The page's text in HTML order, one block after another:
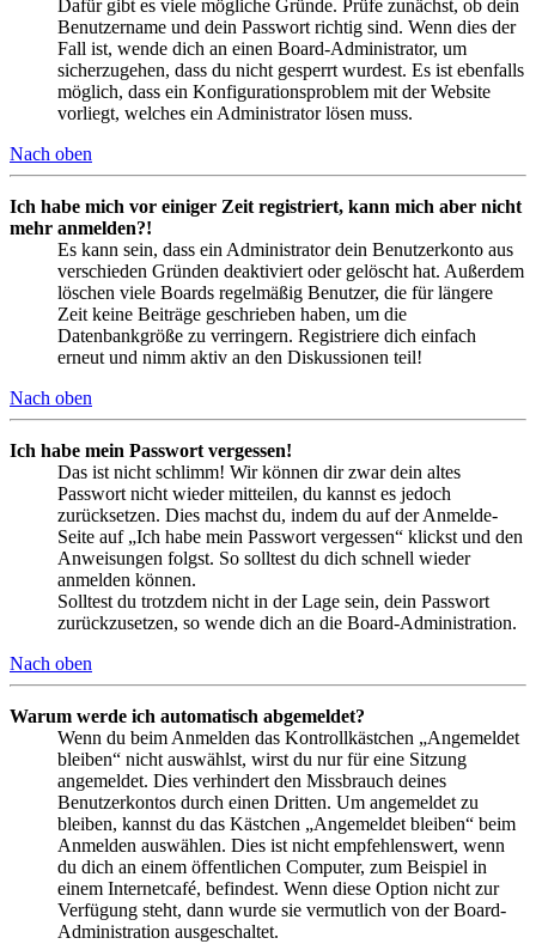
Dafür gibt es viele mögliche Gründe. Prüfe zunächst, ob dein
Benutzername und dein Passwort richtig sind. Wenn dies der
Fall ist, wende dich an einen Board-Administrator, um
sicherzugehen, dass du nicht gesperrt wurdest. Es ist ebenfalls
möglich, dass ein Konfigurationsproblem mit der Website
vorliegt, welches ein Administrator lösen muss.
Nach oben
Ich habe mich vor einiger Zeit registriert, kann mich aber nicht
mehr anmelden?!
Es kann sein, dass ein Administrator dein Benutzerkonto aus
verschieden Gründen deaktiviert oder gelöscht hat. Außerdem
löschen viele Boards regelmäßig Benutzer, die für längere
Zeit keine Beiträge geschrieben haben, um die
Datenbankgröße zu verringern. Registriere dich einfach
erneut und nimm aktiv an den Diskussionen teil!
Nach oben
Ich habe mein Passwort vergessen!
Das ist nicht schlimm! Wir können dir zwar dein altes
Passwort nicht wieder mitteilen, du kannst es jedoch
zurücksetzen. Dies machst du, indem du auf der Anmelde-
Seite auf „Ich habe mein Passwort vergessen“ klickst und den
Anweisungen folgst. So solltest du dich schnell wieder
anmelden können.
Solltest du trotzdem nicht in der Lage sein, dein Passwort
zurückzusetzen, so wende dich an die Board-Administration.
Nach oben
Warum werde ich automatisch abgemeldet?
Wenn du beim Anmelden das Kontrollkästchen „Angemeldet
bleiben“ nicht auswählst, wirst du nur für eine Sitzung
angemeldet. Dies verhindert den Missbrauch deines
Benutzerkontos durch einen Dritten. Um angemeldet zu
bleiben, kannst du das Kästchen „Angemeldet bleiben“ beim
Anmelden auswählen. Dies ist nicht empfehlenswert, wenn
du dich an einem öffentlichen Computer, zum Beispiel in
einem Internetcafé, befindest. Wenn diese Option nicht zur
Verfügung steht, dann wurde sie vermutlich von der Board-
Administration ausgeschaltet.